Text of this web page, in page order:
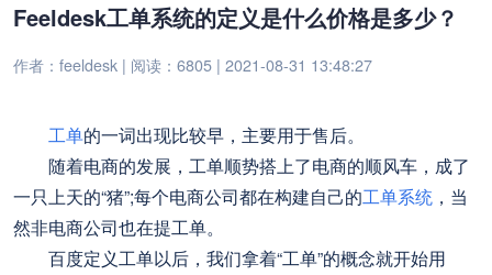
Feeldesk工单系统的定义是什么价格是多少？
作者：feeldesk | 阅读：6805 | 2021-08-31 13:48:27
工单的一词出现比较早，主要用于售后。
随着电商的发展，工单顺势搭上了电商的顺风车，成了
一只上天的“猪”;每个电商公司都在构建自己的工单系统 ，当
然非电商公司也在提工单。
百度定义工单以后，我们拿着“工单”的概念就开始用